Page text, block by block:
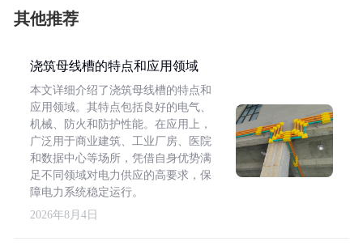
其他推荐
浇筑母线槽的特点和应用领域
本文详细介绍了浇筑母线槽的特点和
应用领域。其特点包括良好的电气、
机械、防火和防护性能。在应用上，
广泛用于商业建筑、工业厂房、医院
和数据中心等场所，凭借自身优势满
足不同领域对电力供应的高要求，保
障电力系统稳定运行。
2026年8月4日